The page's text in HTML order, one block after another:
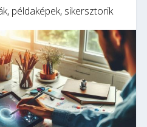
példaképek, sikersztorik